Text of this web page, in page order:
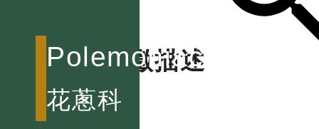
Polemoniaceae
花蔥科
特徵描述